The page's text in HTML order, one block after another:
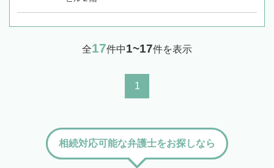
全17件中1~17件を表示
1
相続対応可能な弁護士をお探しなら